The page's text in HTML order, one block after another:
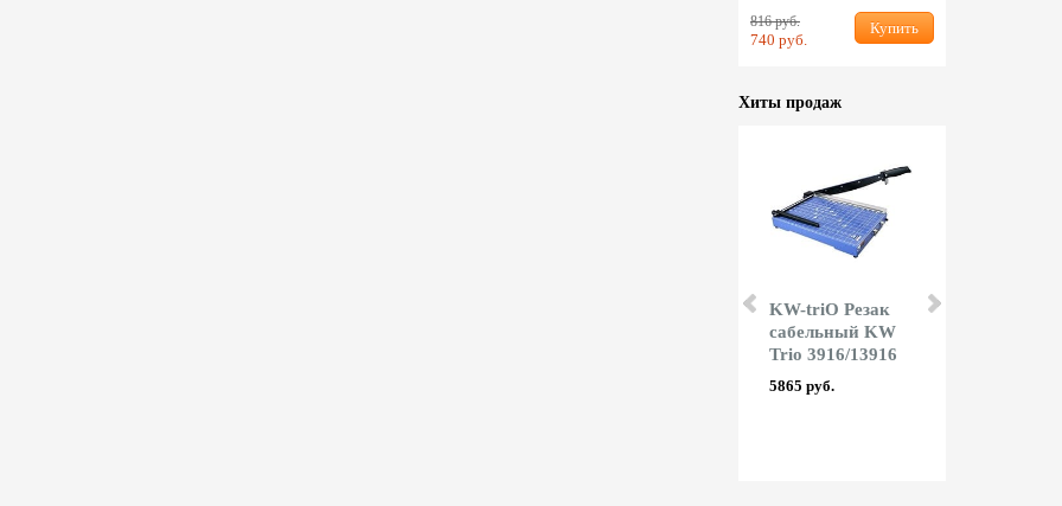
816 руб.
740 руб.
Купить
Хиты продаж
KW-triO Резак
сабельный KW
Trio 3916/13916
5865 руб.